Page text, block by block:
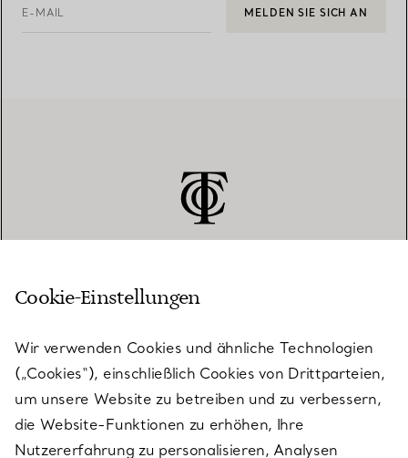
E-MAIL MELDEN SIE SICH AN
KUNDENSERVICE
SERVICES
ÜBER TIFFANY & CO.
Cookie-Einstellungen
Wir verwenden Cookies und ähnliche Technologien
(„Cookies“), einschließlich Cookies von Drittparteien,
um unsere Website zu betreiben und zu verbessern,
die Website-Funktionen zu erhöhen, Ihre
Nutzererfahrung zu personalisieren, Analysen